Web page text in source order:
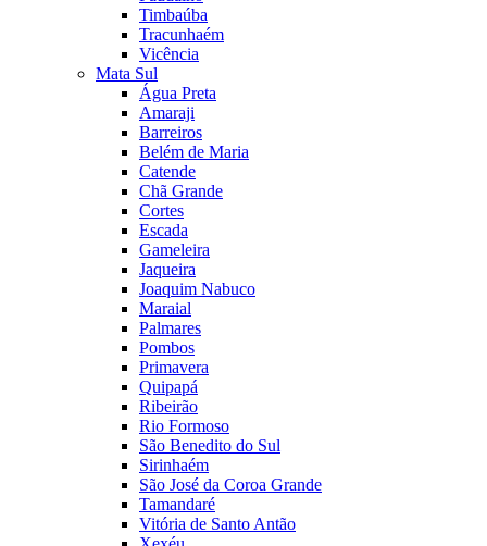
Timbaúba
Tracunhaém
Vicência
Mata Sul
Água Preta
Amaraji
Barreiros
Belém de Maria
Catende
Chã Grande
Cortes
Escada
Gameleira
Jaqueira
Joaquim Nabuco
Maraial
Palmares
Pombos
Primavera
Quipapá
Ribeirão
Rio Formoso
São Benedito do Sul
Sirinhaém
São José da Coroa Grande
Tamandaré
Vitória de Santo Antão